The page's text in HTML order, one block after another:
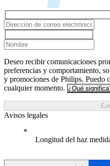
Deseo recibir comunicaciones
preferencias y comportamiento,
y promociones de Philips. Puedo
cualquier momento. ¿Qué
Avisos legales
Longitud del haz